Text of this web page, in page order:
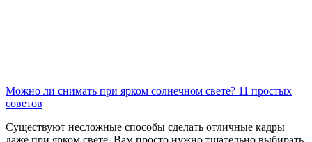
Можно ли снимать при ярком солнечном свете? 11 простых
советов
Существуют несложные способы сделать отличные кадры
даже при ярком свете. Вам просто нужно тщательно выбирать